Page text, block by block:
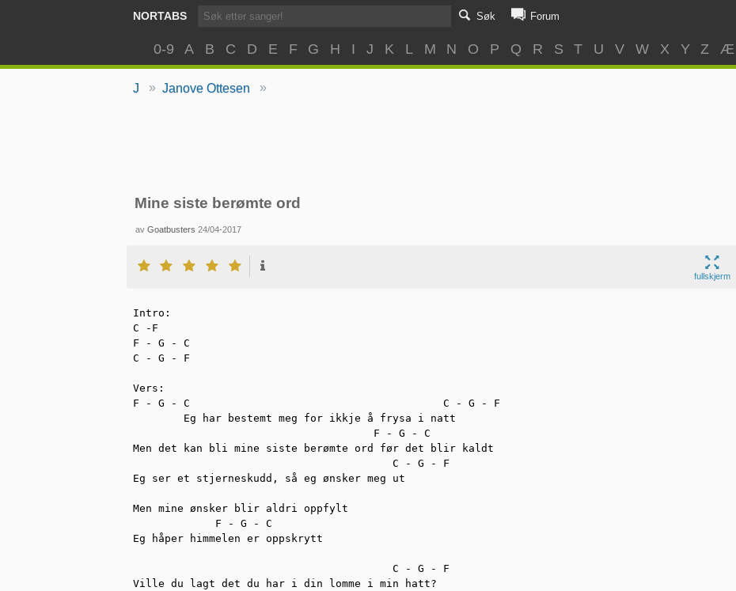
NORTABS Søk Forum
0-9 A B C D E F G H I J K L M N O P Q R S T U V W X Y Z Æ
J » Janove Ottesen »
Mine siste berømte ord
avGoatbusters 24/04-2017
fullskjerm
Intro:
C -F
F - G - C
C - G - F
Vers:
F - G - C                                        C - G - F
        Eg har bestemt meg for ikkje å frysa i natt
                                      F - G - C
Men det kan bli mine siste berømte ord før det blir kaldt
                                         C - G - F
Eg ser et stjerneskudd, så eg ønsker meg ut
Men mine ønsker blir aldri oppfylt
             F - G - C
Eg håper himmelen er oppskrytt
                                         C - G - F
Ville du lagt det du har i din lomme i min hatt?